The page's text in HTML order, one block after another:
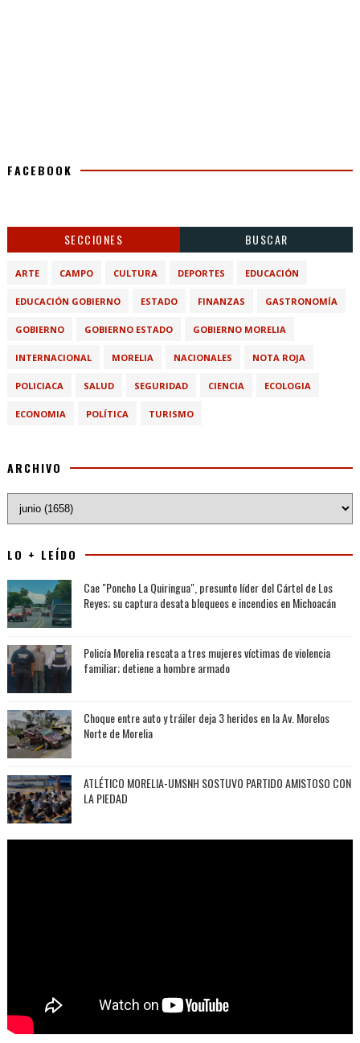
FACEBOOK
SECCIONES BUSCAR
ARTE CAMPO CULTURA DEPORTES EDUCACIÓN
EDUCACIÓN GOBIERNO ESTADO FINANZAS GASTRONOMÍA
GOBIERNO GOBIERNO ESTADO GOBIERNO MORELIA
INTERNACIONAL MORELIA NACIONALES NOTA ROJA
POLICIACA SALUD SEGURIDAD CIENCIA ECOLOGIA
ECONOMIA POLÍTICA TURISMO
ARCHIVO
LO + LEÍDO
Cae "Poncho La Quiringua", presunto líder del Cártel de Los
Reyes; su captura desata bloqueos e incendios en Michoacán
Policía Morelia rescata a tres mujeres víctimas de violencia
familiar; detiene a hombre armado
Choque entre auto y tráiler deja 3 heridos en la Av. Morelos
Norte de Morelia
ATLÉTICO MORELIA-UMSNH SOSTUVO PARTIDO AMISTOSO CON
LA PIEDAD